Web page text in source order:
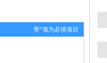
带*项为必填项目